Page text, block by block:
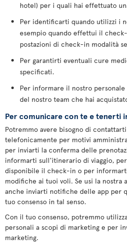
hotel) per i quali hai effettuato
Per identificarti quando utilizzi i
esempio quando effettui il
postazioni di check-in modalità
Per garantirti eventuali cure
specificati.
Per informare il nostro
del nostro team che hai
Per comunicare con te e tenerti
Potremmo avere bisogno di
telefonicamente per motivi
per inviarti la conferma delle
informarti sull'itinerario di viaggio,
disponibile il check-in o per
modifiche ai tuoi voli. Se usi la nostra
anche inviarti notifiche delle app per
tuo consenso in tal senso.
Con il tuo consenso, potremmo
personali a scopi di marketing e per
marketing.